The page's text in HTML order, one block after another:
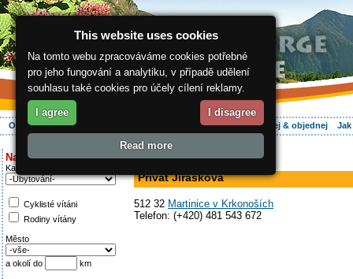
O regionu Aktivně Ubytování Hledej & objednej
Najděte si:
Kategorie
Cyklisté vítáni
Rodiny vítány
Město
a okolí do km
ergis.cz>
Privat Jirásková
512 32 Martinice v Krkonoších
Telefon: (+420) 481 543 672
This website uses cookies
Na tomto webu zpracováváme cookies potřebné
pro jeho fungování a analytiku, v případě udělení
souhlasu také cookies pro účely cílení reklamy.
I agree I disagree
Read more